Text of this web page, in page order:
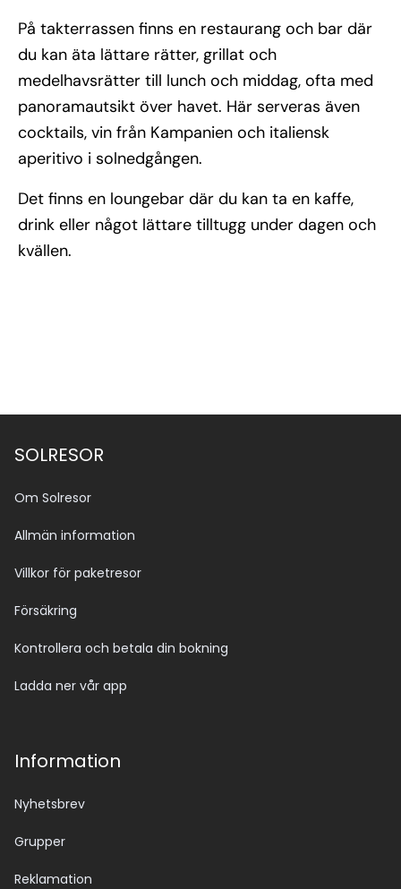
På takterrassen finns en restaurang och bar där
du kan äta lättare rätter, grillat och
medelhavsrätter till lunch och middag, ofta med
panoramautsikt över havet. Här serveras även
cocktails, vin från Kampanien och italiensk
aperitivo i solnedgången.
Det finns en loungebar där du kan ta en kaffe,
drink eller något lättare tilltugg under dagen och
kvällen.
SOLRESOR
Om Solresor
Allmän information
Villkor för paketresor
Försäkring
Kontrollera och betala din bokning
Ladda ner vår app
Information
Nyhetsbrev
Grupper
Reklamation